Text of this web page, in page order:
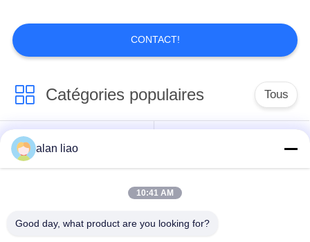
Prises et prises
imperméables
19
CONTACT!
Catégories populaires Tous
Connecteur circulaire
imperméable
basse tension
imperméable de
Support de la lampe
alan liao
10:41 AM
Good day, what product are you looking for?